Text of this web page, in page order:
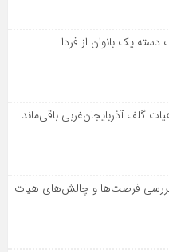
دسته یک بانوان از فردا
گلف آذربایجان‌غربی باقی‌ماند
فرصت‌ها و چالش‌های هیات